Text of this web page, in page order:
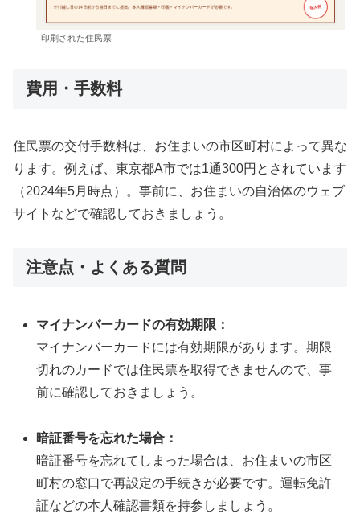
印刷された住民票
費用・手数料
住民票の交付手数料は、お住まいの市区町村によって異な
ります。例えば、東京都A市では1通300円とされています
（2024年5月時点）。事前に、お住まいの自治体のウェブ
サイトなどで確認しておきましょう。
注意点・よくある質問
マイナンバーカードの有効期限：
マイナンバーカードには有効期限があります。期限
切れのカードでは住民票を取得できませんので、事
前に確認しておきましょう。
暗証番号を忘れた場合：
暗証番号を忘れてしまった場合は、お住まいの市区
町村の窓口で再設定の手続きが必要です。運転免許
証などの本人確認書類を持参しましょう。